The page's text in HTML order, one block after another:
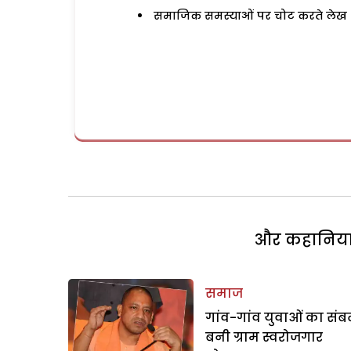
समाजिक समस्याओं पर चोट करते लेख
और
समाज
गांव-गांव युवाओं का
बनी ग्राम स्वरोजगार